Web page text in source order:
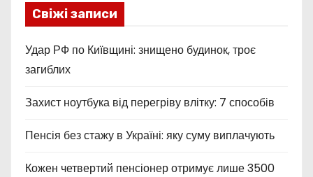
Свіжі записи
Удар РФ по Київщині: знищено будинок, троє
загиблих
Захист ноутбука від перегріву влітку: 7 способів
Пенсія без стажу в Україні: яку суму виплачують
Кожен четвертий пенсіонер отримує лише 3500